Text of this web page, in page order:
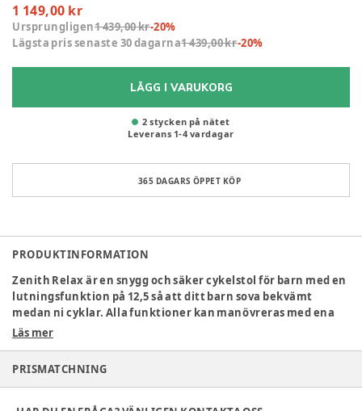
1 149,00 kr
Ursprungligen1 439,00 kr-20%
Lägsta pris senaste 30 dagarna1 439,00 kr-20%
LÄGG I VARUKORG
2 stycken på nätet
Leverans 1-4 vardagar
365 DAGARS ÖPPET KÖP
PRODUKTINFORMATION
Zenith Relax är en snygg och säker cykelstol för barn med en
lutningsfunktion på 12,5 så att ditt barn sova bekvämt
medan ni cyklar. Alla funktioner kan manövreras med ena
handen så att du kan hålla cykeln med den andra. Att cykla
dina turer bekvämare och bekvämare oavsett väder.
Specifikationer:
Läs mer
PRISMATCHNING